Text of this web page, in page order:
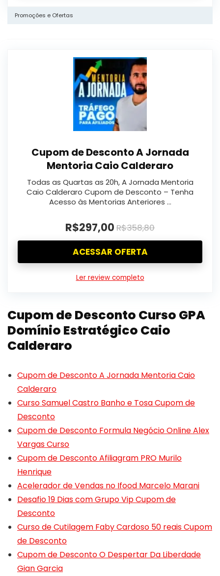
Promoções e Ofertas
Cupom de Desconto A Jornada
Mentoria Caio Calderaro
Todas as Quartas as 20h, A Jornada Mentoria
Caio Calderaro Cupom de Desconto – Tenha
Acesso às Mentorias Anteriores …
R$297,00 R$358,80
ACESSAR OFERTA
Ler review completo
Cupom de Desconto Curso GPA
Domínio Estratégico Caio
Calderaro
Cupom de Desconto A Jornada Mentoria Caio
Calderaro
Curso Samuel Castro Banho e Tosa Cupom de
Desconto
Cupom de Desconto Formula Negócio Online Alex
Vargas Curso
Cupom de Desconto Afiliagram PRO Murilo
Henrique
Acelerador de Vendas no Ifood Marcelo Marani
Desafio 19 Dias com Grupo Vip Cupom de
Desconto
Curso de Cutilagem Faby Cardoso 50 reais Cupom
de Desconto
Cupom de Desconto O Despertar Da Liberdade
Gian Garcia